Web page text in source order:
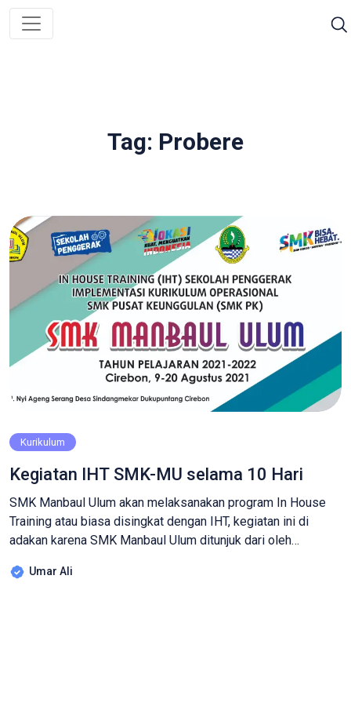
Tag: Probere
Kurikulum
Kegiatan IHT SMK-MU selama 10 Hari
SMK Manbaul Ulum akan melaksanakan program In House
Training atau biasa disingkat dengan IHT, kegiatan ini di
adakan karena SMK Manbaul Ulum ditunjuk dari oleh
Kurikulum Operasioanl SMK Pusat Keunggulan (SMK PK).
Umar Ali